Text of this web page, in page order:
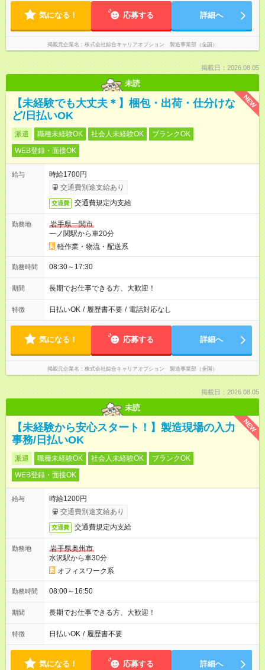
気になる！ 応募する 詳細へ
掲載元企業名 株式会社綜合キャリアオプション 製造事業部（全国）
掲載日：2026.08.05
未読
NEW
【未経験でも大丈夫＊】梱包・出荷・仕分けな
ど/日払いOK
派遣 職種未経験OK 社会人未経験OK
ブランクOK
WEB登録・面接OK
給与
時給1700円
交通費別途支給あり
交通費 交通費規定内支給
勤務地
岩手県一関市
一ノ関駅から車20分
軽作業・物流・配送系
勤務時間 08:30～17:30
期間 長期でお仕事できる方、大歓迎！
特徴 日払いOK / 履歴書不要 / 電話対応なし
気になる！ 応募する 詳細へ
掲載元企業名 株式会社綜合キャリアオプション 製造事業部（全国）
掲載日：2026.08.05
未読
NEW
【未経験から安心スタート！】製造現場の入力
事務/日払いOK
派遣 職種未経験OK 社会人未経験OK
ブランクOK
WEB登録・面接OK
給与
時給1200円
交通費別途支給あり
交通費 交通費規定内支給
勤務地
岩手県奥州市
水沢駅から車30分
オフィスワーク系
勤務時間 08:00～16:50
期間 長期でお仕事できる方、大歓迎！
特徴 日払いOK / 履歴書不要
気になる！ 応募する 詳細へ